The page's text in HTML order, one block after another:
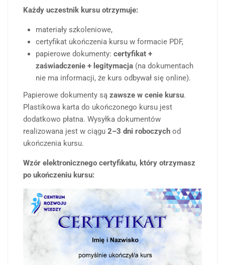
Każdy uczestnik kursu otrzymuje:
materiały szkoleniowe,
certyfikat ukończenia kursu w formacie PDF,
papierowe dokumenty: certyfikat +
zaświadczenie + legitymacja (na dokumentach
nie ma informacji, że kurs odbywał się online).
Papierowe dokumenty są zawsze w cenie kursu.
Plastikowa karta do ukończonego kursu jest
dodatkowo płatna. Wysyłka dokumentów
realizowana jest w ciągu 2–3 dni roboczych od
ukończenia kursu.
Wzór elektronicznego certyfikatu, który otrzymasz
po ukończeniu kursu: